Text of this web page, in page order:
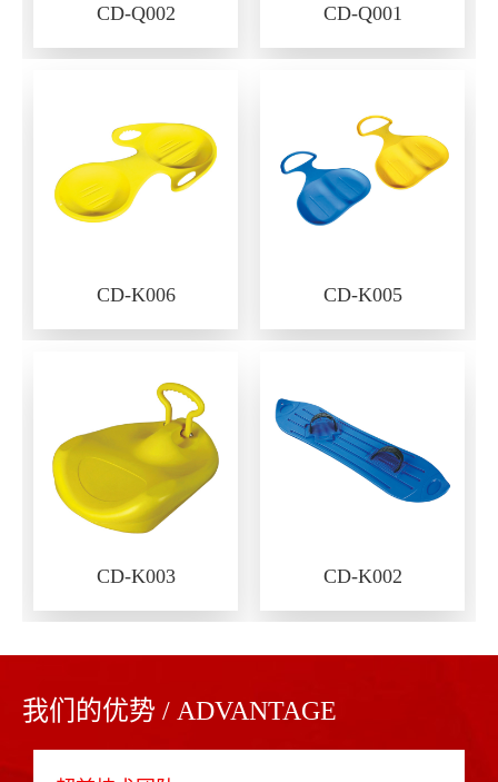
CD-Q002 CD-Q001
CD-K006 CD-K005
CD-K003 CD-K002
我们的优势 / ADVANTAGE